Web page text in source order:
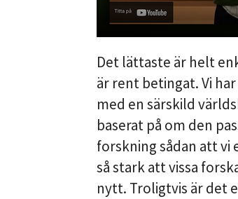
Det lättaste är helt
är rent betingat. Vi
med en särskild
baserat på om den
forskning sådan att
så stark att vissa
nytt. Troligtvis är det